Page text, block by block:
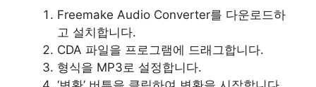
Freemake Audio Converter를 다운로드하
고 설치합니다.
CDA 파일을 프로그램에 드래그합니다.
형식을 MP3로 설정합니다.